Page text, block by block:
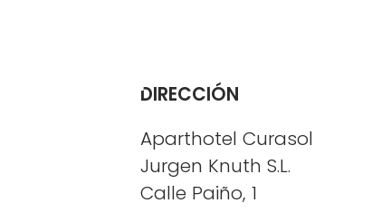
MenúDIRECCIÓN
Aparthotel Curasol
Jurgen Knuth S.L.
Calle Paiño, 1